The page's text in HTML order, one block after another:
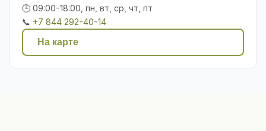
🕒 09:00-18:00, пн, вт, ср, чт, пт
📞 +7 844 292-40-14
На карте